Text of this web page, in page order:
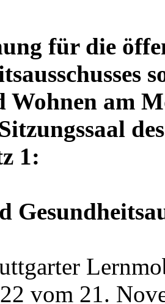
für die
Wohnen am
1:
vom 21.